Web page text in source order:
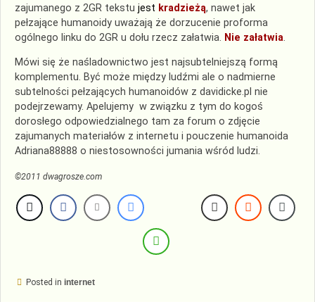
zajumanego z 2GR tekstu jest kradzieżą, nawet jak
pełzające humanoidy uważają że dorzucenie proforma
ogólnego linku do 2GR u dołu rzecz załatwia. Nie załatwia.
Mówi się że naśladownictwo jest najsubtelniejszą formą
komplementu. Być może między ludźmi ale o nadmierne
subtelności pełzających humanoidów z davidicke.pl nie
podejrzewamy. Apelujemy w związku z tym do kogoś
dorosłego odpowiedzialnego tam za forum o zdjęcie
zajumanych materiałów z internetu i pouczenie humanoida
Adriana88888 o niestosowności jumania wśród ludzi.
©2011 dwagrosze.com
Posted in internet